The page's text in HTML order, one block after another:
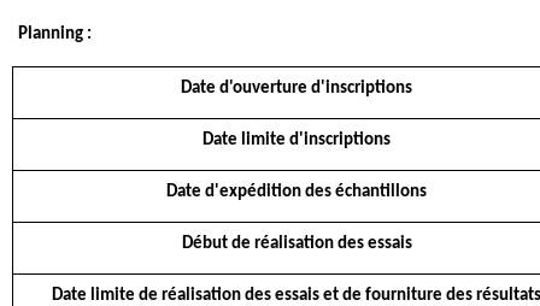
Planning :
Date d'ouverture d'inscriptions
Date limite d'inscriptions
Date d'expédition des échantillons
Début de réalisation des essais
Date limite de réalisation des essais et de fourniture des résultats